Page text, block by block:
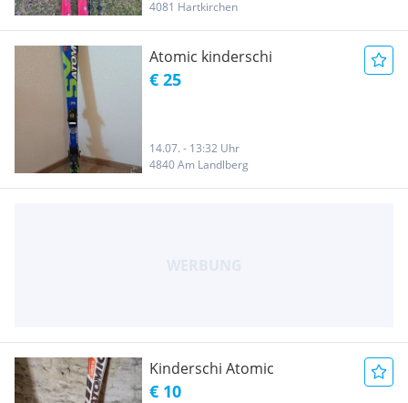
4081 Hartkirchen
Atomic kinderschi
€ 25
14.07. - 13:32 Uhr
4840 Am Landlberg
Kinderschi Atomic
€ 10